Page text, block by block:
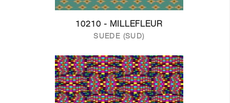
10210 - MILLEFLEUR
SUEDE (SUD)